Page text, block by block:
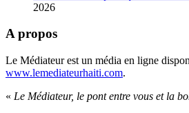
2026
A propos
Le Médiateur est un média en ligne
www.lemediateurhaiti.com.
« Le Médiateur, le pont entre vous et la